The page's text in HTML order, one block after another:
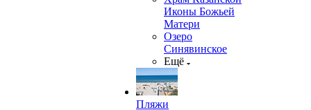
Иконы Божьей
Матери
Озеро
Синявинское
Ещё
Пляжи